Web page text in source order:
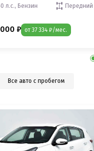
л.с., Бензин
Передний
₽ от 37 334 ₽/мес.
Все авто с пробегом